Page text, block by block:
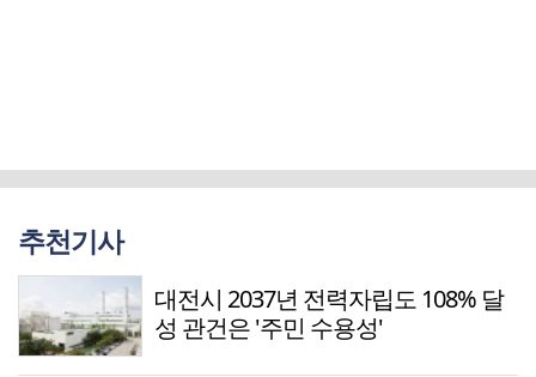
추천기사
대전시 2037년 전력자립도 108% 달
성 관건은 '주민 수용성'